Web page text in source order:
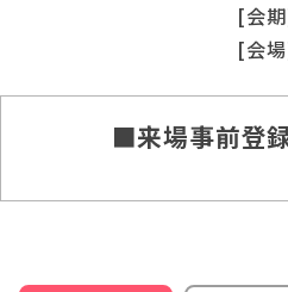
[会
[会
■来場事前登